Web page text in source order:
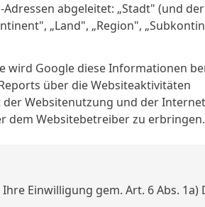
abgeleitet: „Stadt" (und
„Land", „Region",
wird Google diese Informationen
über die Websiteaktivitäten
Websitenutzung und der
dem Websitebetreiber zu erbringen.
Einwilligung gem. Art. 6 Abs. 1a)